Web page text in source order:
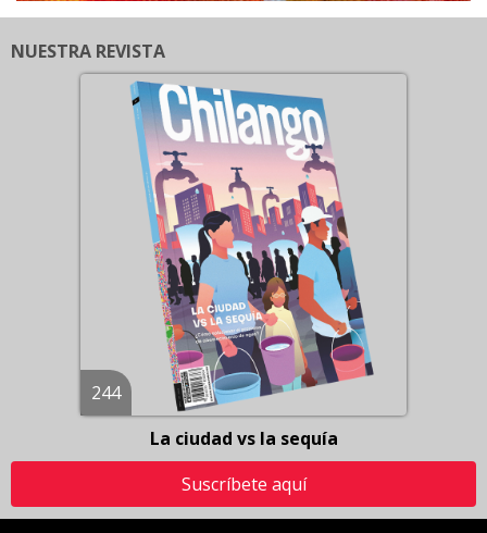
NUESTRA REVISTA
244
La ciudad vs la sequía
Suscríbete aquí